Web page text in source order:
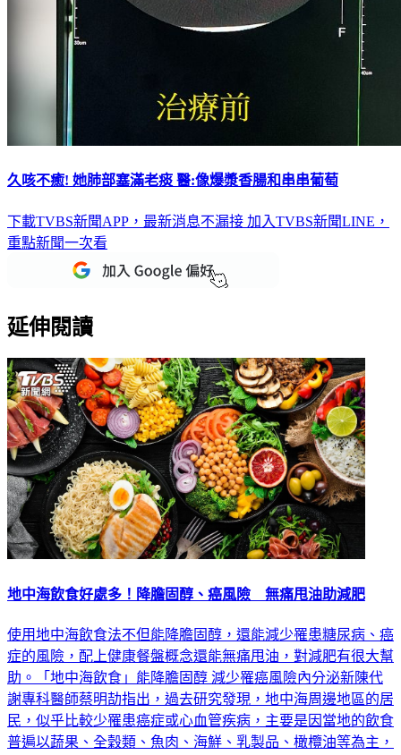
下載TVBS新聞APP，最新消息不漏接
重點新聞一次看
使用地中海飲食法不但能降膽固醇，還能減少罹患糖尿病、癌
症的風險，配上健康餐盤概念還能無痛甩油，對減肥有很大幫
助。「地中海飲食」能降膽固醇 減少罹癌風險內分泌新陳代
謝專科醫師蔡明劼指出，過去研究發現，地中海周邊地區的居
民，似乎比較少罹患癌症或心血管疾病，主要是因當地的飲食